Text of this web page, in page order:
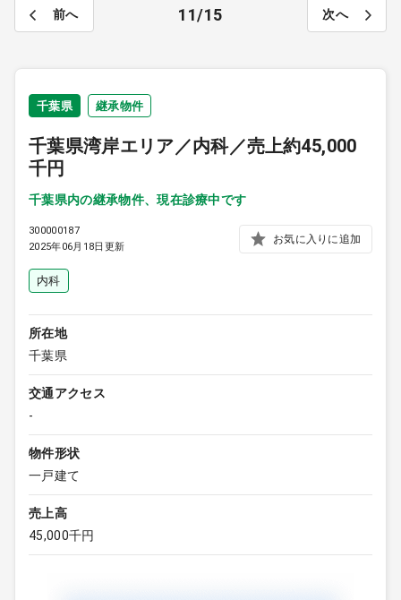
0120-315-606
医師求人
お問合せ
医院の譲渡・売却をお考えの方
前へ 11 15 次へ
千葉県 継承物件
千葉県湾岸エリア／内科／売上約45,000
千円
千葉県内の継承物件、現在診療中です
300000187
2025年06月18日更新
お気に入りに追加
内科
所在地
千葉県
交通アクセス
-
物件形状
一戸建て
売上高
45,000千円